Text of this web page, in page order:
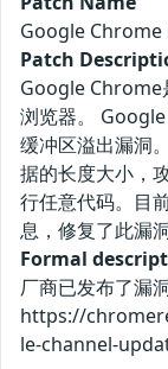
Google Chrome
Patch
Google Chrome
浏览器。
缓冲区溢出漏洞
据的长度大小，
行任意代码。目
息，修复了此漏洞
Formal
厂商已发布了漏
https://
le-channel-